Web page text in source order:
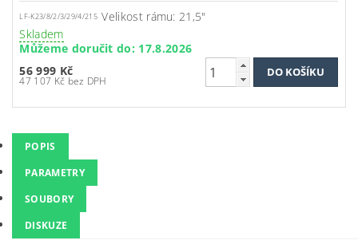
LF-K23/8/2/3/29/4/215 Velikost rámu: 21,5"
Skladem
Můžeme doručit do: 17.8.2026
56 999 Kč
47 107 Kč bez DPH
POPIS
PARAMETRY
SOUBORY
DISKUZE